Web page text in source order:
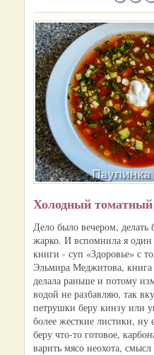
Холодный томатный
Дело было вечером,
жарко. И вспомнила я один
книги - суп «Здоровье» с
Эльмира Меджитова, книга
делала раньше и потому
водой не разбавляю, так
петрушки беру кинзу или
более жесткие листики, ну
беру что-то готовое,
варить мясо неохота, смысл